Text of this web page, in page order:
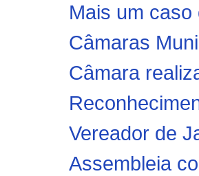
Mais um
Câmaras
Câmara
Vereador de
Assembleia